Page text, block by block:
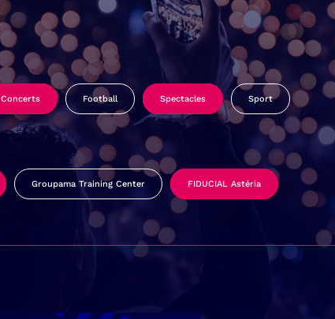
Concerts Football Spectacles Sport
Groupama Training Center FIDUCIAL Astéria